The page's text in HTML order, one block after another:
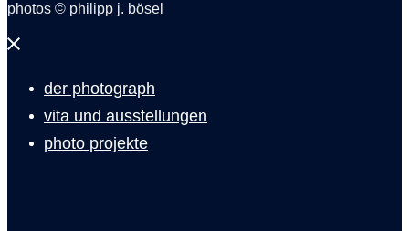
photos © philipp j. bösel
Menü
der photograph
vita und ausstellungen
photo projekte